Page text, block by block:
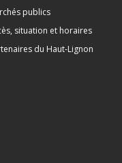
publics
situation et horaires
du Haut-Lignon